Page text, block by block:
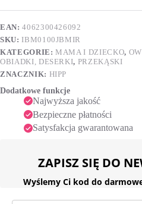
brzoskwinie
6.
miesiącu
100g
r
a
t
i
v
e
EAN:4062300426092
SKU: IBM0100JBMIR
KATEGORIE:MAMA I DZIECKO,
OBIADKI, DESERKI, PRZEKĄSKI
ZNACZNIK: HIPP
Dodatkowe funkcje
Najwyższa jakość
Bezpieczne płatności
Satysfakcja gwarantowana
ZAPISZ SIĘ DO
Wyślemy Ci kod do